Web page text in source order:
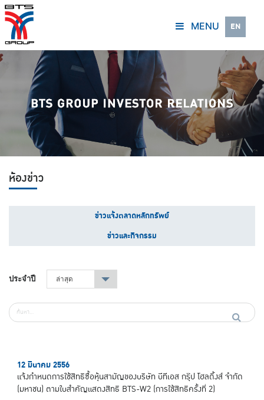
MENU EN
ห้องข่าว
ข่าวแจ้งตลาดหลักทรัพย์
ข่าวและกิจกรรม
ประจำปี ล่าสุด ▾
12 มีนาคม 2556
แจ้งกำหนดการใช้สิทธิซื้อหุ้นสามัญของบริษัท บีทีเอส กรุ๊ป โฮลดิ้งส์ จำกัด
(มหาชน) ตามใบสำคัญแสดงสิทธิ BTS-W2 (การใช้สิทธิครั้งที่ 2)